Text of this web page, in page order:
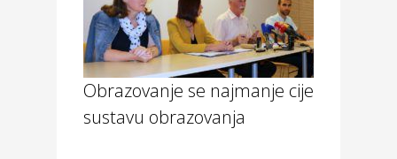
Obrazovanje se najmanje cijeni u
sustavu obrazovanja